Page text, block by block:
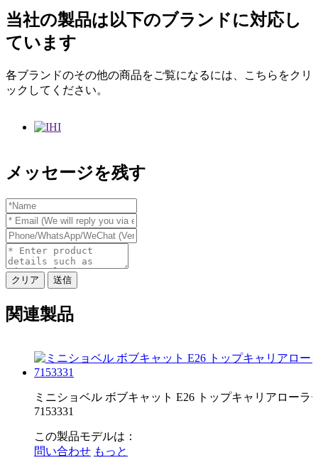
当社の製品は以下のブランドに対応し
ています
各ブランドのその他の商品をご覧になるには、こちらをクリ
ックしてください。
メッセージを残す
クリア 送信
関連製品
ミニショベル ボブキャット E26 トップキャリアローラ
7153331
この製品モデルは：
問い合わせ もっと